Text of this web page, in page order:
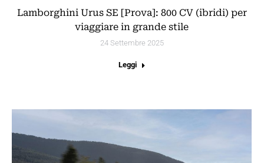
Lamborghini Urus SE [Prova]: 800 CV (ibridi) per
viaggiare in grande stile
24 Settembre 2025
Leggi